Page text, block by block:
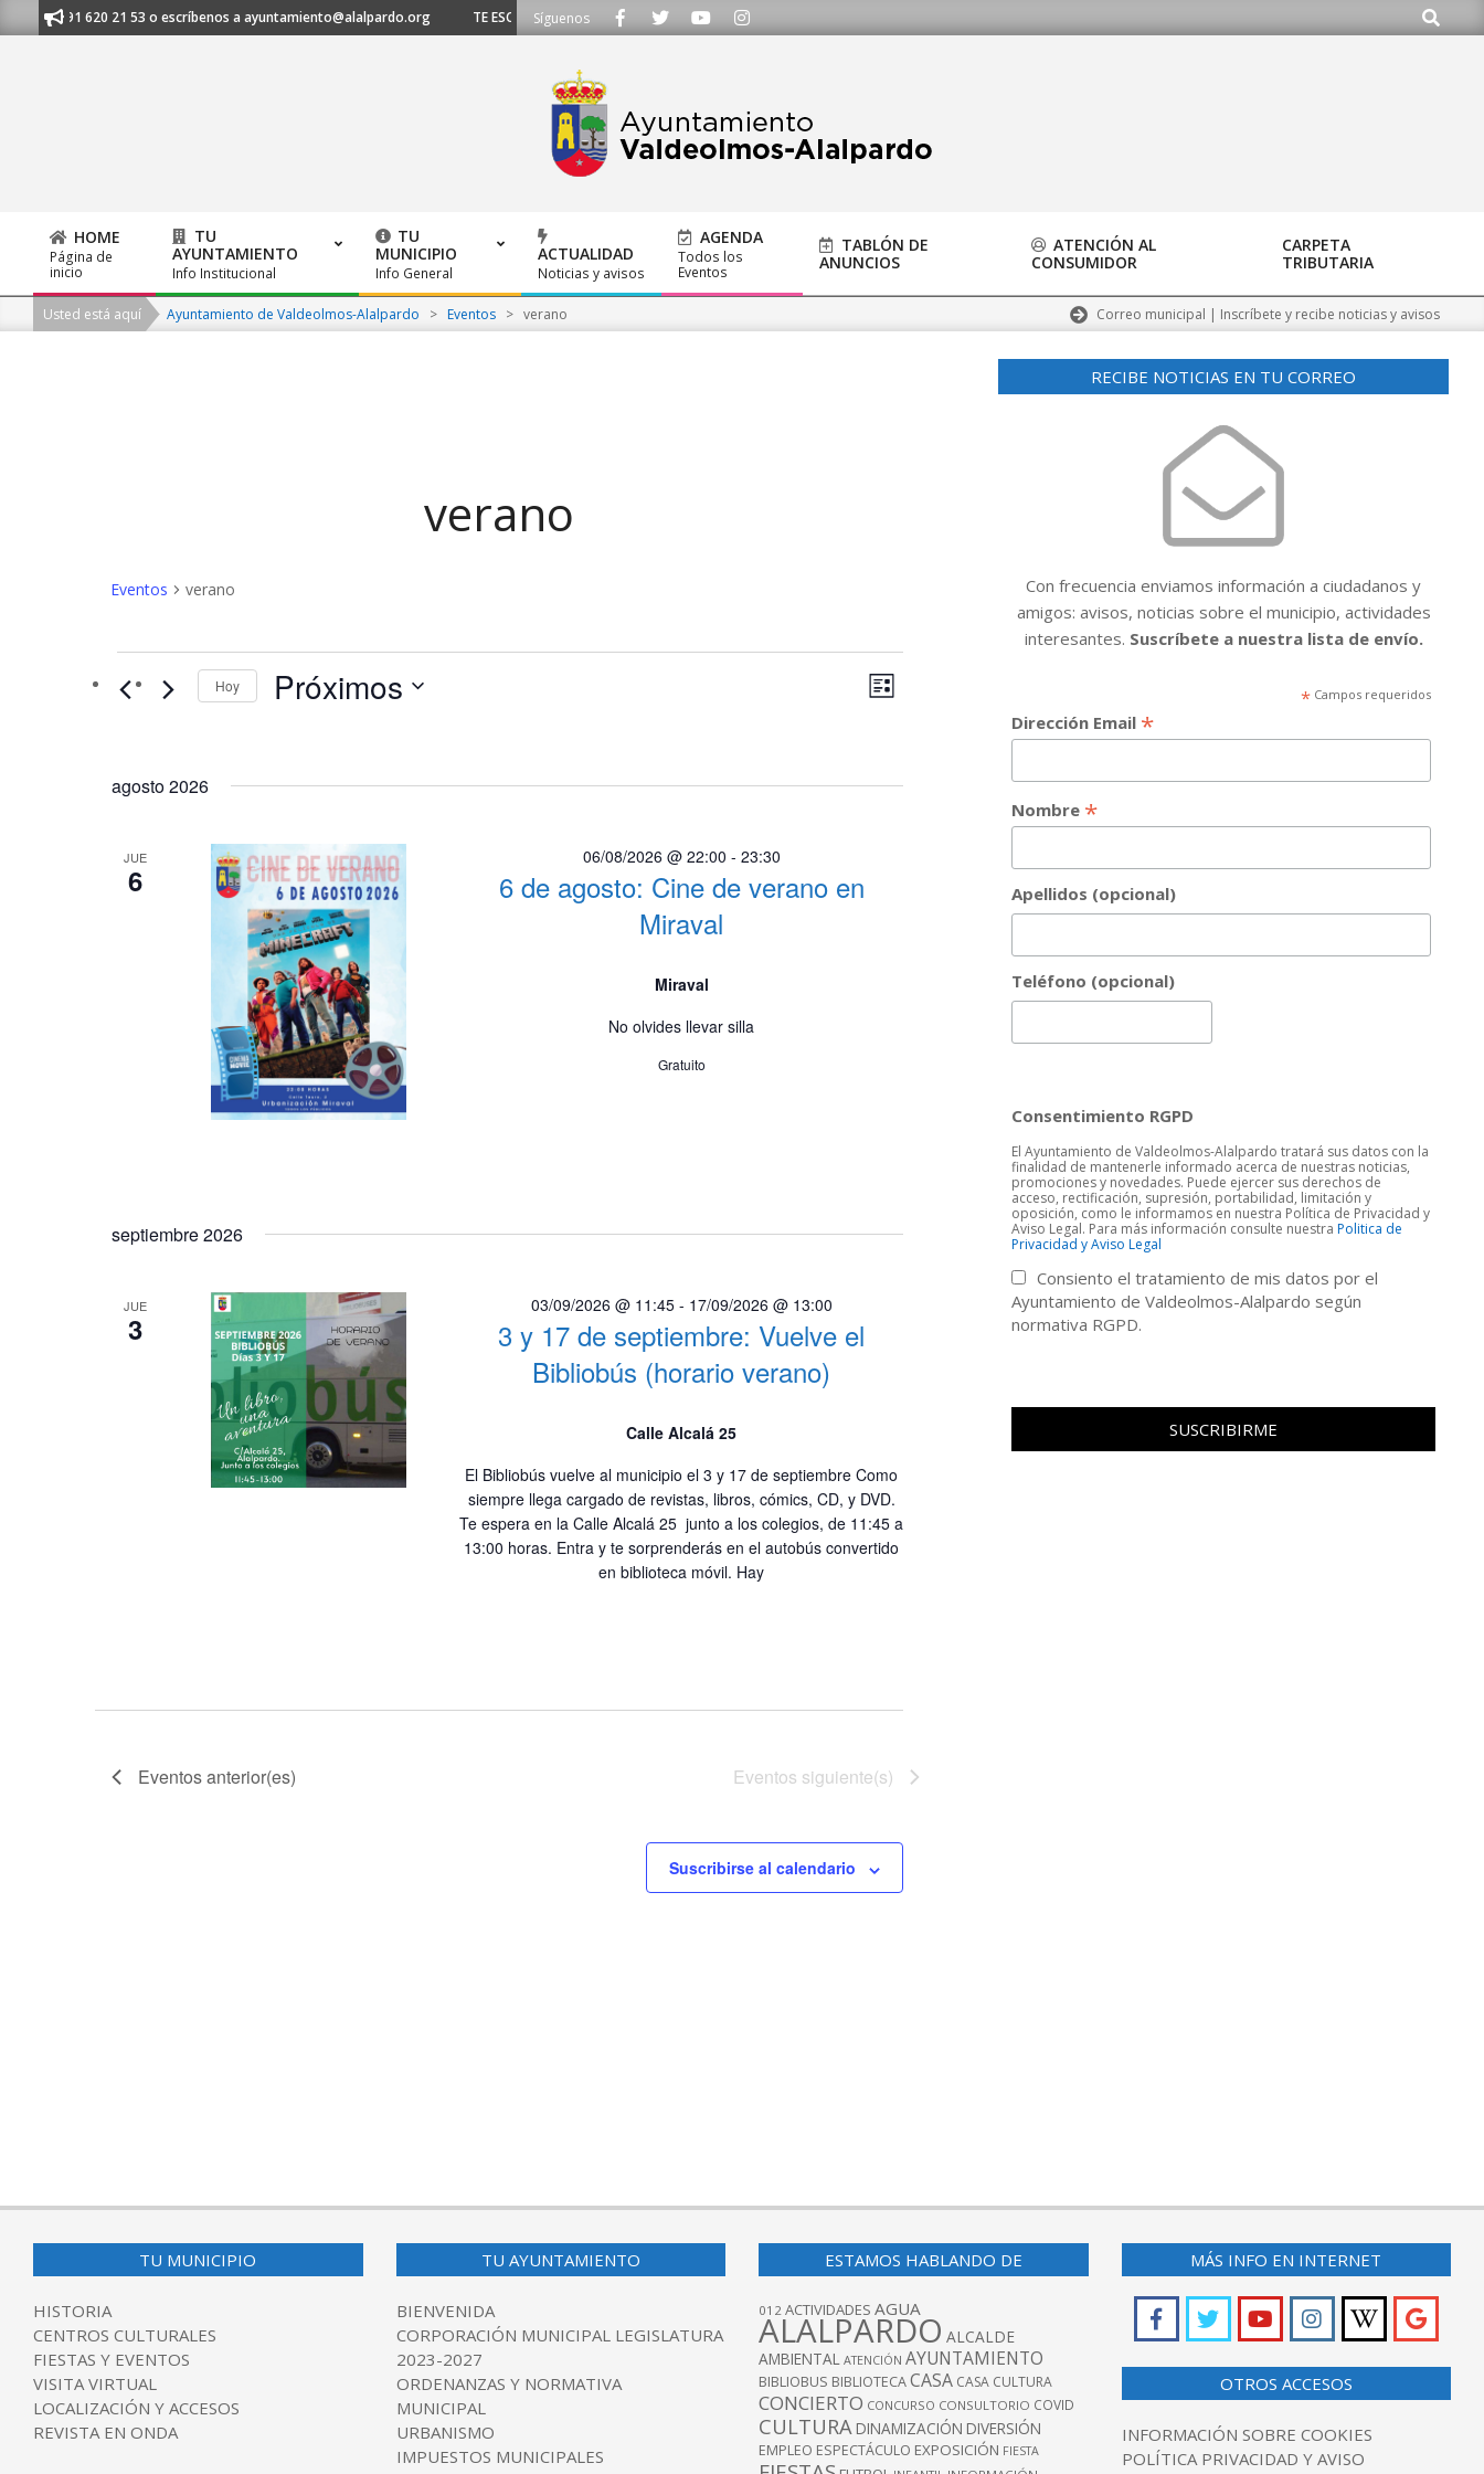
to
al 91 620 21 53 o escríbenos a ayuntamiento@alalpardo.org TE ESCUCHAMOS - Llámanos al 91 620 21 53 o escríbenos a ayuntamiento@alalpardo.org
Síguenos Buscar
Primary
Navigation
Menu
HOME
Página de
inicio
TU
AYUNTAMIENTO
Info Institucional
TU
MUNICIPIO
Info General
ACTUALIDAD
Noticias y avisos
AGENDA
Todos los
Eventos
TABLÓN DE
ANUNCIOS
ATENCIÓN AL
CONSUMIDOR
CARPETA
TRIBUTARIA
Usted está aquí Ayuntamiento de Valdeolmos-Alalpardo > Eventos > verano Correo municipal | Inscríbete y recibe noticias y avisos
verano
Eventos verano
Eventos
N
e
c
t
s
N
a
g
Lista
Hoy Próximos
agosto 2026
JUE
6
6 de agosto: Cine de verano en
Miraval
06/08/2026 @ 22:00 - 23:30
Miraval
No olvides llevar silla
Gratuito
septiembre 2026
JUE
3
3 y 17 de septiembre: Vuelve el
Bibliobús (horario verano)
03/09/2026 @ 11:45- 17/09/2026 @ 13:00
Calle Alcalá 25
El Bibliobús vuelve al municipio el 3 y 17 de septiembre Como
siempre llega cargado de revistas, libros, cómics, CD, y DVD.
Te espera en la Calle Alcalá 25 junto a los colegios, de 11:45 a
13:00 horas. Entra y te sorprenderás en el autobús convertido
en biblioteca móvil. Hay
Eventosanterior(es) Eventos siguiente(s)
Suscribirse al calendario
RECIBE NOTICIAS EN TU CORREO
Con frecuencia enviamos información a ciudadanos y
amigos: avisos, noticias sobre el municipio, actividades
interesantes. Suscríbete a nuestra lista de envío.
* Campos requeridos
Dirección Email *
Nombre *
Apellidos (opcional)
Teléfono (opcional)
Consentimiento RGPD
El Ayuntamiento de Valdeolmos-Alalpardo tratará sus datos con la
finalidad de mantenerle informado acerca de nuestras noticias,
promociones y novedades. Puede ejercer sus derechos de
acceso, rectificación, supresión, portabilidad, limitación y
oposición, como le informamos en nuestra Política de Privacidad y
Aviso Legal. Para más información consulte nuestraPolitica de
Privacidad y Aviso Legal
Consiento el tratamiento de mis datos por el
Ayuntamiento de Valdeolmos-Alalpardo según
normativa RGPD.
TU MUNICIPIO
HISTORIA
CENTROS CULTURALES
FIESTAS Y EVENTOS
VISITA VIRTUAL
LOCALIZACIÓN Y ACCESOS
REVISTA EN ONDA
TU AYUNTAMIENTO
BIENVENIDA
CORPORACIÓN MUNICIPAL LEGISLATURA
2023-2027
ORDENANZAS Y NORMATIVA
MUNICIPAL
URBANISMO
IMPUESTOS MUNICIPALES
ESTAMOS HABLANDO DE
012 ACTIVIDADES AGUA
ALALPARDO ALCALDE
AMBIENTAL ATENCIÓN AYUNTAMIENTO
BIBLIOBUS BIBLIOTECACASA CASA CULTURA
CONCIERTO CONCURSO CONSULTORIO COVID
CULTURA DINAMIZACIÓN DIVERSIÓN
EMPLEO ESPECTÁCULO EXPOSICIÓN FIESTA
MÁS INFO EN INTERNET
OTROS ACCESOS
INFORMACIÓN SOBRE COOKIES
POLÍTICA PRIVACIDAD Y AVISO